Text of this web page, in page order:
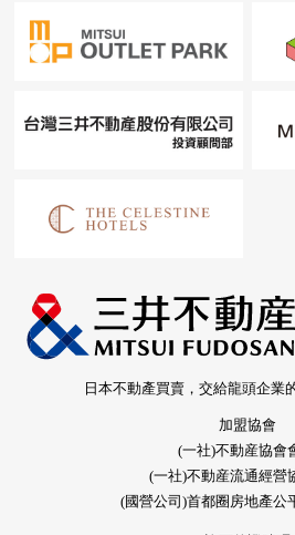
日本不動產買賣，交給龍頭企業
加盟協會
(一社)不動産協會
(一社)不動産流通經營
(國營公司)首都圈房地產公